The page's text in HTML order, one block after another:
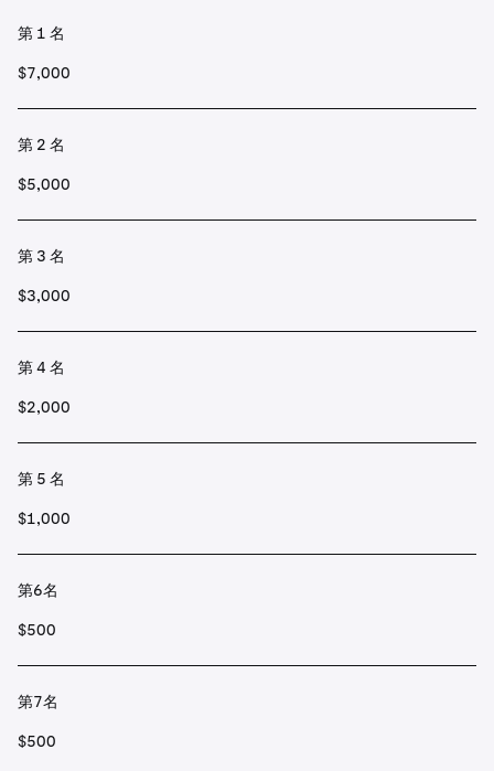
第 1 名
$7,000
第 2 名
$5,000
第 3 名
$3,000
第 4 名
$2,000
第 5 名
$1,000
第6名
$500
第7名
$500